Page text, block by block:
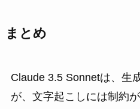
まとめ
Claude 3.5 Sonnetは、生
が、文字起こしには制約が